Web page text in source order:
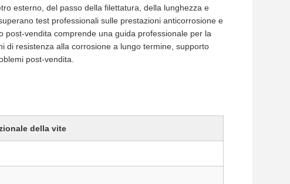
esterno, del passo della filettatura, della lunghezza e
test professionali sulle prestazioni anticorrosione e
vendita comprende una guida professionale per la
di resistenza alla corrosione a lungo termine, supporto
post-vendita.
della vite